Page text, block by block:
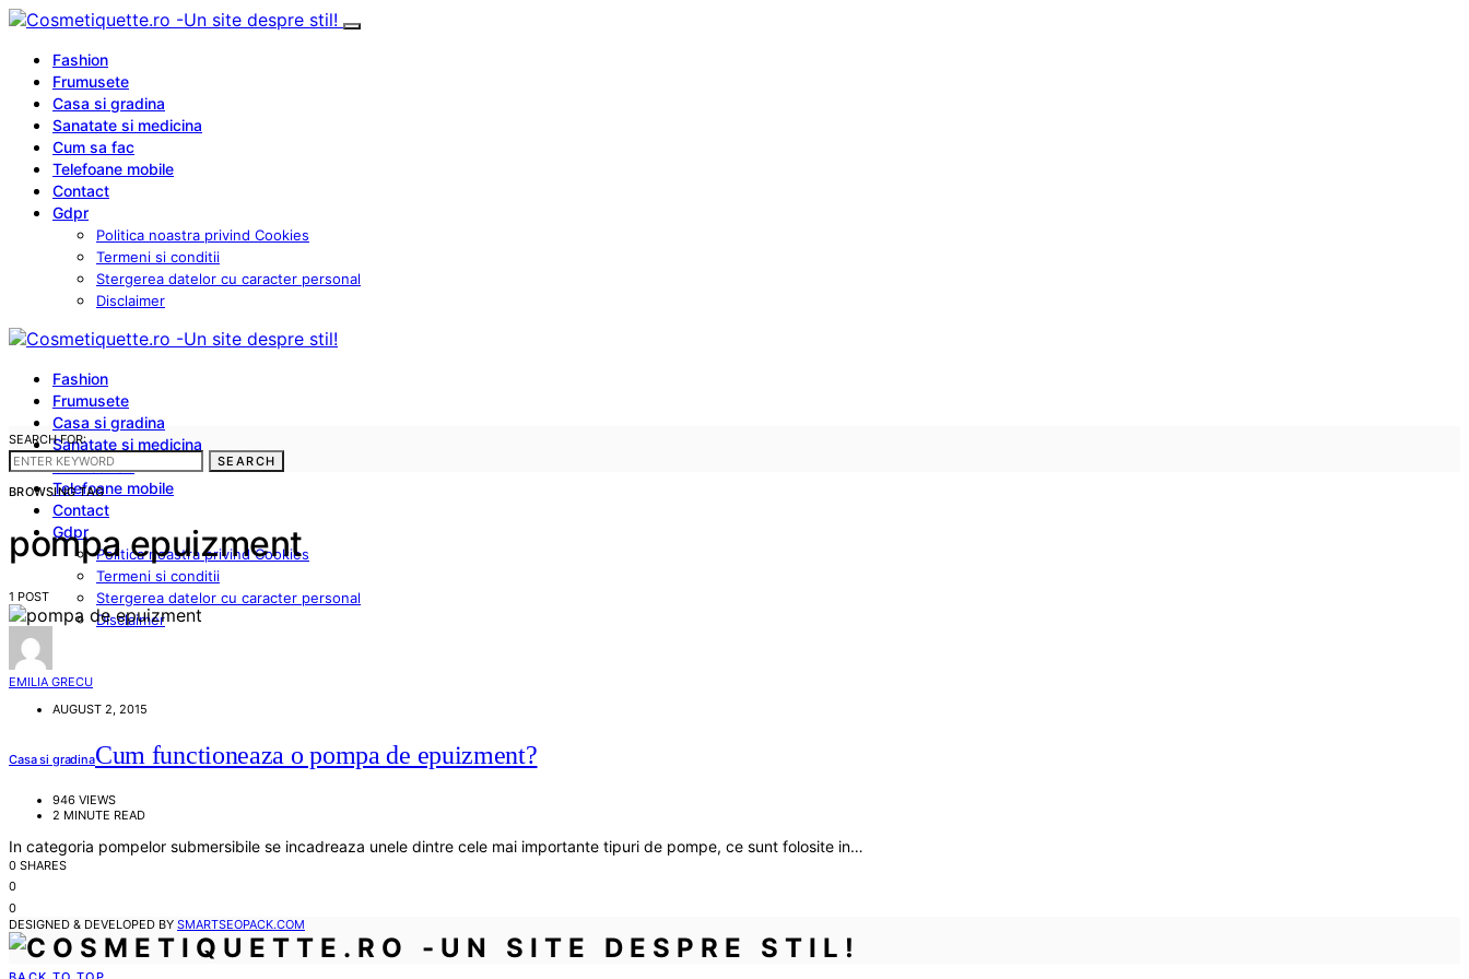
Fashion
Frumusete
Casa si gradina
Sanatate si medicina
Cum sa fac
Telefoane mobile
Contact
Gdpr
Politica noastra privind Cookies
Termeni si conditii
Stergerea datelor cu caracter personal
Disclaimer
Fashion
Frumusete
Casa si gradina
Sanatate si medicina
Cum sa fac
Telefoane mobile
Contact
Gdpr
Politica noastra privind Cookies
Termeni si conditii
Stergerea datelor cu caracter personal
Disclaimer
SEARCH FOR:
SEARCH
BROWSING TAG
pompa epuizment
1 POST
EMILIA GRECU
AUGUST 2, 2015
Casa si gradinaCum functioneaza o pompa de epuizment?
946 VIEWS
2 MINUTE READ
In categoria pompelor submersibile se incadreaza unele dintre cele mai importante tipuri de pompe, ce sunt folosite in…
0 SHARES
0
0
DESIGNED & DEVELOPED BY SMARTSEOPACK.COM